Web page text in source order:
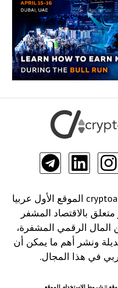
كريبتو عرب cryptoarabe.com الموقع الأول عربيا
بالاقتصاد المشفر
المال الرقمي المشفرة،
ونشر أهم ما يمكن أن
في هذا المجال.